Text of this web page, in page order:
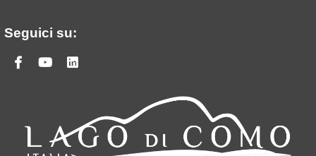
Seguici su:
Facebook
Youtube